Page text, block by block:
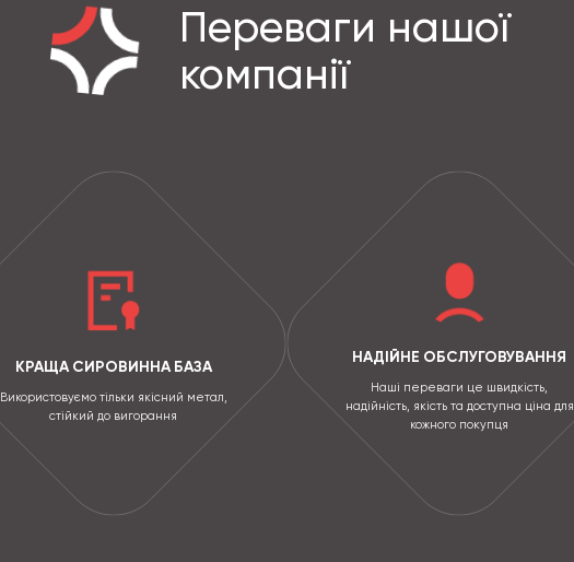
Переваги нашої
компанії
КРАЩА СИРОВИННА БАЗА
Використовуємо тільки якісний метал,
стійкий до вигорання
НАДІЙНЕ ОБСЛУГОВУВАННЯ
Наші переваги це швидкість,
надійність, якість та доступна ціна для
кожного покупця